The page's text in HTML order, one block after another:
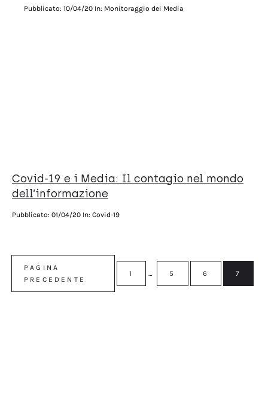
Pubblicato: 10/04/20 In: Monitoraggio dei Media
Covid-19 e i Media: Il contagio nel mondo
dell’informazione
Pubblicato: 01/04/20 In: Covid-19
PAGINA
PRECEDENTE
1 … 5 6 7